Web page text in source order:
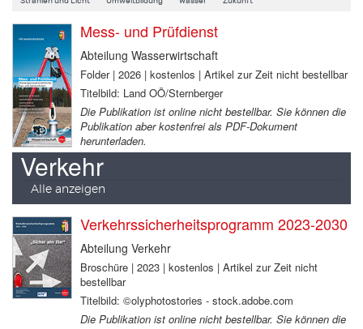
Mess- und Prüfdienst
Abteilung Wasserwirtschaft
Folder | 2026 | kostenlos | Artikel zur Zeit nicht bestellbar
Titelbild: Land OÖ/Sternberger
Die Publikation ist online nicht bestellbar. Sie können die
Publikation aber kostenfrei als PDF-Dokument
herunterladen.
Verkehr
Alle anzeigen
Verkehrssicherheitsprogramm 2023-2030
Abteilung Verkehr
Broschüre | 2023 | kostenlos | Artikel zur Zeit nicht
bestellbar
Titelbild: ©olyphotostories - stock.adobe.com
Die Publikation ist online nicht bestellbar. Sie können die